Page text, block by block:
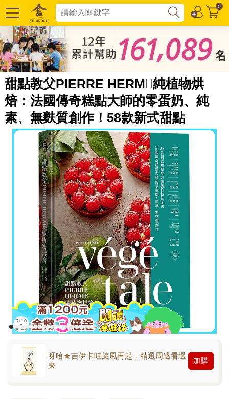
0
甜點教父PIERRE HERM純植物烘
焙：法國傳奇糕點大師的零蛋奶、純
素、無麩質創作！58款新式甜點
呀哈★吉伊卡哇旋風再起，精選周邊看過
來
加購